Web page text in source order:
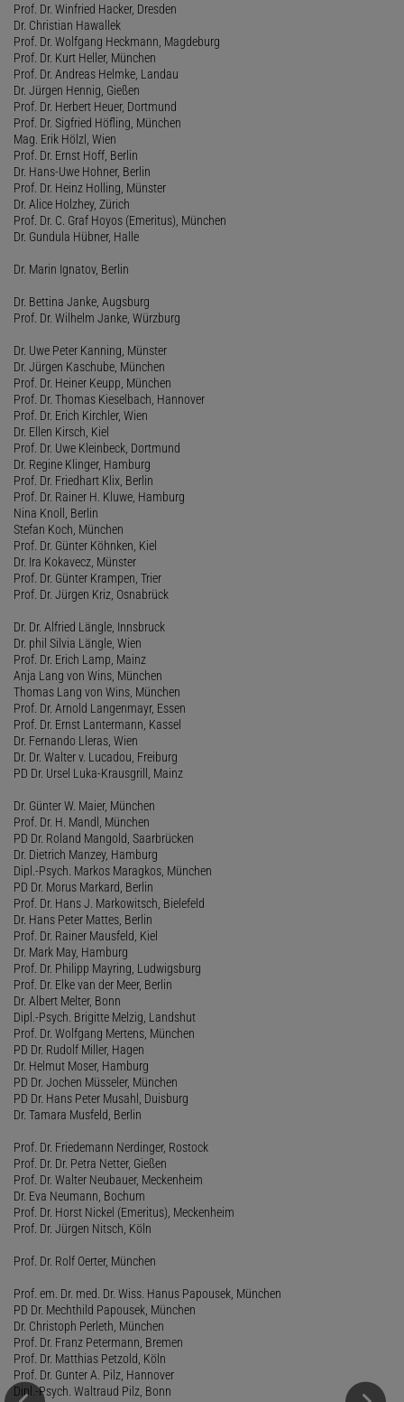
Prof. Dr. Winfried Hacker, Dresden
Dr. Christian Hawallek
Prof. Dr. Wolfgang Heckmann, Magdeburg
Prof. Dr. Kurt Heller, München
Prof. Dr. Andreas Helmke, Landau
Dr. Jürgen Hennig, Gießen
Prof. Dr. Herbert Heuer, Dortmund
Prof. Dr. Sigfried Höfling, München
Mag. Erik Hölzl, Wien
Prof. Dr. Ernst Hoff, Berlin
Dr. Hans-Uwe Hohner, Berlin
Prof. Dr. Heinz Holling, Münster
Dr. Alice Holzhey, Zürich
Prof. Dr. C. Graf Hoyos (Emeritus), München
Dr. Gundula Hübner, Halle
Dr. Marin Ignatov, Berlin
Dr. Bettina Janke, Augsburg
Prof. Dr. Wilhelm Janke, Würzburg
Dr. Uwe Peter Kanning, Münster
Dr. Jürgen Kaschube, München
Prof. Dr. Heiner Keupp, München
Prof. Dr. Thomas Kieselbach, Hannover
Prof. Dr. Erich Kirchler, Wien
Dr. Ellen Kirsch, Kiel
Prof. Dr. Uwe Kleinbeck, Dortmund
Dr. Regine Klinger, Hamburg
Prof. Dr. Friedhart Klix, Berlin
Prof. Dr. Rainer H. Kluwe, Hamburg
Nina Knoll, Berlin
Stefan Koch, München
Prof. Dr. Günter Köhnken, Kiel
Dr. Ira Kokavecz, Münster
Prof. Dr. Günter Krampen, Trier
Prof. Dr. Jürgen Kriz, Osnabrück
Dr. Dr. Alfried Längle, Innsbruck
Dr. phil Silvia Längle, Wien
Prof. Dr. Erich Lamp, Mainz
Anja Lang von Wins, München
Thomas Lang von Wins, München
Prof. Dr. Arnold Langenmayr, Essen
Prof. Dr. Ernst Lantermann, Kassel
Dr. Fernando Lleras, Wien
Dr. Dr. Walter v. Lucadou, Freiburg
PD Dr. Ursel Luka-Krausgrill, Mainz
Dr. Günter W. Maier, München
Prof. Dr. H. Mandl, München
PD Dr. Roland Mangold, Saarbrücken
Dr. Dietrich Manzey, Hamburg
Dipl.-Psych. Markos Maragkos, München
PD Dr. Morus Markard, Berlin
Prof. Dr. Hans J. Markowitsch, Bielefeld
Dr. Hans Peter Mattes, Berlin
Prof. Dr. Rainer Mausfeld, Kiel
Dr. Mark May, Hamburg
Prof. Dr. Philipp Mayring, Ludwigsburg
Prof. Dr. Elke van der Meer, Berlin
Dr. Albert Melter, Bonn
Dipl.-Psych. Brigitte Melzig, Landshut
Prof. Dr. Wolfgang Mertens, München
PD Dr. Rudolf Miller, Hagen
Dr. Helmut Moser, Hamburg
PD Dr. Jochen Müsseler, München
PD Dr. Hans Peter Musahl, Duisburg
Dr. Tamara Musfeld, Berlin
Prof. Dr. Friedemann Nerdinger, Rostock
Prof. Dr. Dr. Petra Netter, Gießen
Prof. Dr. Walter Neubauer, Meckenheim
Dr. Eva Neumann, Bochum
Prof. Dr. Horst Nickel (Emeritus), Meckenheim
Prof. Dr. Jürgen Nitsch, Köln
Prof. Dr. Rolf Oerter, München
Prof. em. Dr. med. Dr. Wiss. Hanus Papousek, München
PD Dr. Mechthild Papousek, München
Dr. Christoph Perleth, München
Prof. Dr. Franz Petermann, Bremen
Prof. Dr. Matthias Petzold, Köln
Prof. Dr. Gunter A. Pilz, Hannover
Dipl.-Psych. Waltraud Pilz, Bonn